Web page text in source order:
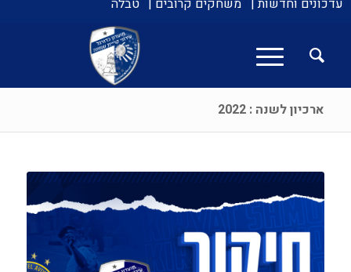
עדכונים וחדשות | משחקים קרובים | טבלה
ארכיון לשנה : 2022